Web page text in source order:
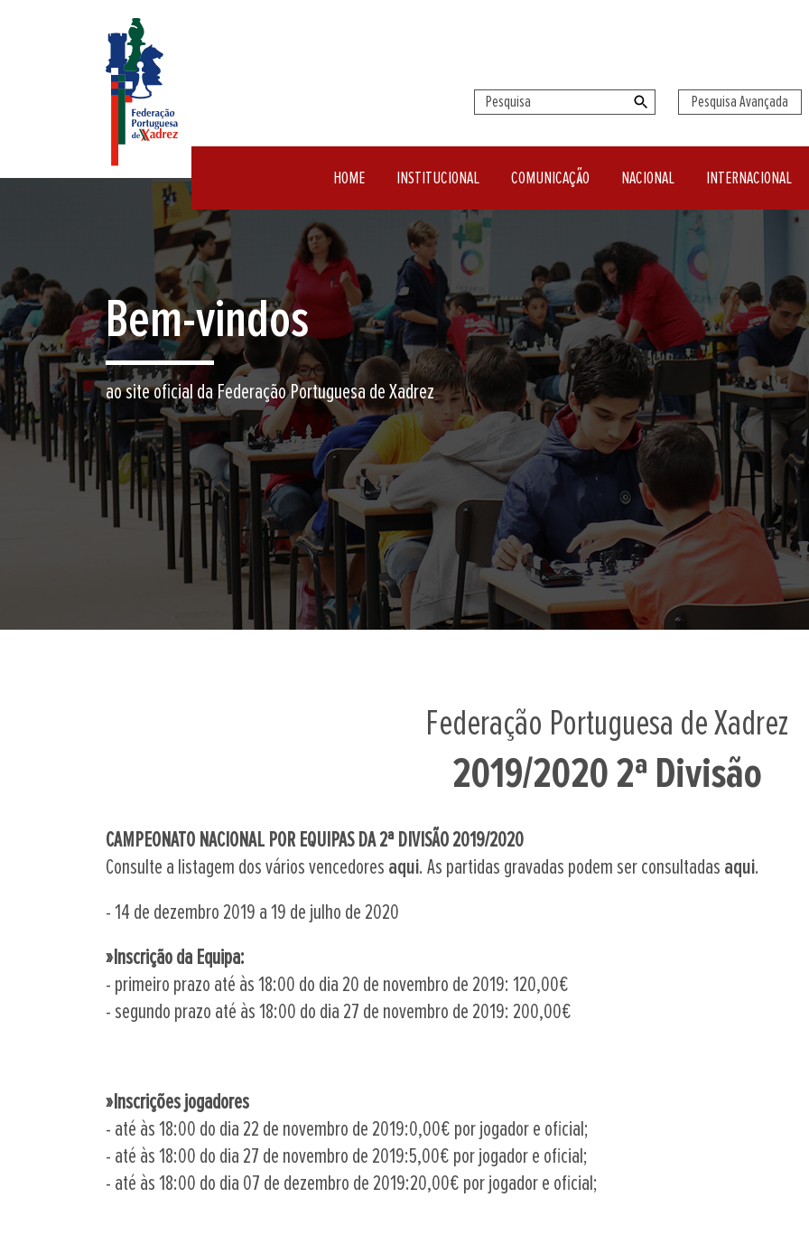
Pesquisa Avançada
HOME INSTITUCIONAL COMUNICAÇÃO NACIONAL INTERNACIONAL
Representação Nacional desde 1927
Mais de 100 clubes, cerca de 4000 atletas federados, junta-te a nós!
Federação Portuguesa de Xadrez
2019/2020 2ª Divisão
CAMPEONATO NACIONAL POR EQUIPAS DA 2ª DIVISÃO 2019/2020
Consulte a listagem dos vários vencedores aqui. As partidas gravadas podem ser consultadas aqui.
- 14 de dezembro 2019 a 19 de julho de 2020
» Inscrição da Equipa:
- primeiro prazo até às 18:00 do dia 20 de novembro de 2019: 120,00€
- segundo prazo até às 18:00 do dia 27 de novembro de 2019: 200,00€
»Inscrições jogadores
- até às 18:00 do dia 22 de novembro de 2019:0,00€ por jogador e oficial;
- até às 18:00 do dia 27 de novembro de 2019:5,00€ por jogador e oficial;
- até às 18:00 do dia 07 de dezembro de 2019:20,00€ por jogador e oficial;